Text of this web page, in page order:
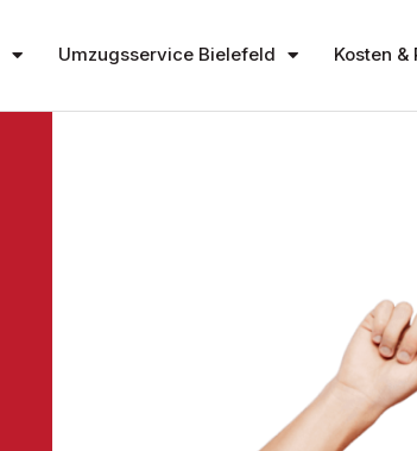
Umzugsservice Bielefeld Kosten &